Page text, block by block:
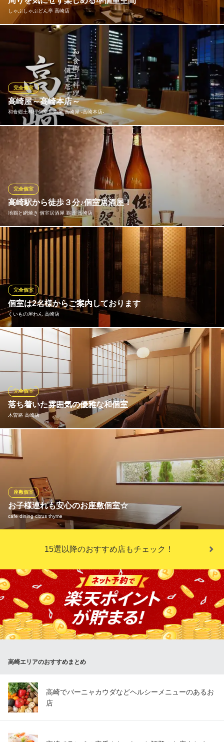
群馬県高崎市通町93-16
しゃぶしゃぶどん亭 高崎店
お座敷席は、他のお席から少し離れた配置になっており、周りを
気にせずお過ごしいただけます。 小さなお子様連れのご家族での
お祝い事や、仲間内での打ち上げなど、プライベートな時間を大
切にしたいお集まりに最適です。※店舗によりレイアウトは異なり
ますので、お問合せください。
しゃぶしゃぶどん亭 高崎店
しゃぶしゃぶ・すきやき
ＪＲ信越本線北高崎駅 徒歩20分
群馬県高崎市緑町1-1-1
高崎屋～高崎本店～
和食郷土料理個室居酒屋 高崎屋 ‐高崎本店‐
完全個室
個室席は2名様～最大50名様までご準備致しております。 テーブ
ル個室を用途に合わせた対応◎
※こちらは夜のみのこだわりです。
和食郷土料理個室居酒屋 高崎屋 ‐高崎本店‐
高崎 個室 居酒屋
ＪＲ高崎駅西口 徒歩4分
群馬県高崎市八島町32-7 6F
高崎駅から徒歩３分♪個室居酒屋！
地鶏と網焼き 個室居酒屋 鶏匠 高崎店
完全個室
高崎駅近の落ち着いた個室居酒屋！宴会個室席を2名様～6名・8名
様～12名様・小人数個室と宴会貸切用広々個室をご用意しており
ます♪テーブル個室・掘りごたつ個室などお客様のご希望に合う席
をご選択下さい。記憶に残る素敵なひと時を！
地鶏と網焼き 個室居酒屋 鶏匠 高崎店
居酒屋 個室完備 地鶏
群馬県高崎市通町43-1 ウィズスクエア通町3F
個室は2名様からご案内しております
くいもの屋わん 高崎店
完全個室
多彩なシーンやご利用人数に合わせたお席へご案内いたします！
バリエーション豊かな個室を多数設けております。デートに使え
る2名様個室や飲み会や女子会に使える4名様・6名様・8名様向け
個室。10名様以上のご利用が出来る大型個室などを多数完備！落
ち着きのある空間でお食事をお楽しみ頂けます！
くいもの屋わん 高崎店
高崎 居酒屋 個室 肉
落ち着いた雰囲気の優雅な和個室
木曽路 高崎店
完全個室
親子三世代でご利用いただけ、人生の大切な１ページをファミリ
ーで共有にし後世にまた引き継がれていきます。お子様のご誕生
から家族のお誕生日、結婚記念日、米寿、古希など長寿のお祝い
まで、木曽路でお手伝いさせていただきます。小さなお子様がい
らっしゃっても周りの目を気にせずにごゆっくりご利用いただけ
ます。
木曽路 高崎店
ＪＲ上越線高崎駅 車5分
群馬県高崎市上大類町830-1
お子様連れも安心のお座敷個室☆
cafe dining citrus thyme
座敷個室
半個室のお座敷席もご用意しておりますので、お子様連れやカッ
プルのお客様にも安心してご利用いただけます。
cafe dining citrus thyme
イタリアン＆フレンチ
ＪＲ上越線群馬総社駅 車14分
群馬県高崎市金古町1003
15選以降のおすすめ店もチェック！
高崎エリアのおすすめまとめ
高崎でバーニャカウダなどヘルシーメニューのあるお
店